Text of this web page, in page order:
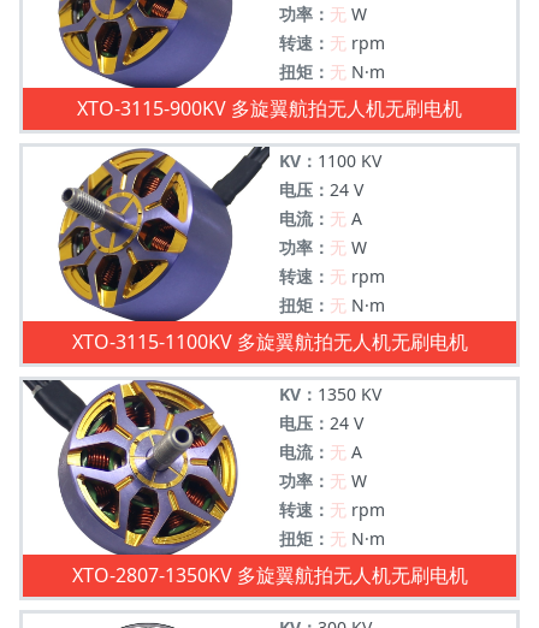
功率： 无 W
转速： 无 rpm
扭矩： 无 N·m
XTO-3115-900KV 多旋翼航拍无人机无刷电机
KV： 1100 KV
电压： 24 V
电流： 无 A
功率： 无 W
转速： 无 rpm
扭矩： 无 N·m
XTO-3115-1100KV 多旋翼航拍无人机无刷电机
KV： 1350 KV
电压： 24 V
电流： 无 A
功率： 无 W
转速： 无 rpm
扭矩： 无 N·m
XTO-2807-1350KV 多旋翼航拍无人机无刷电机